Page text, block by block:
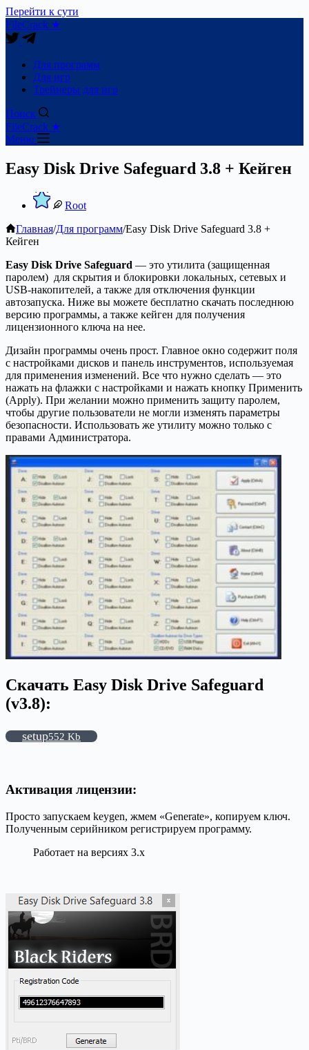
Перейти к сути
FileCrack ★
Для программ
Для игр
Трейнеры для игр
Поиск
FileCrack ★
Меню
Easy Disk Drive Safeguard 3.8 + Кейген
Root
Главная/Для программ/Easy Disk Drive Safeguard 3.8 +
Кейген
Easy Disk Drive Safeguard — это утилита (защищенная
паролем) для скрытия и блокировки локальных, сетевых и
USB-накопителей, а также для отключения функции
автозапуска. Ниже вы можете бесплатно скачать последнюю
версию программы, а также кейген для получения
лицензионного ключа на нее.
Дизайн программы очень прост. Главное окно содержит поля
с настройками дисков и панель инструментов, используемая
для применения изменений. Все что нужно сделать — это
нажать на флажки с настройками и нажать кнопку Применить
(Apply). При желании можно применить защиту паролем,
чтобы другие пользователи не могли изменять параметры
безопасности. Использовать же утилиту можно только с
правами Администратора.
Скачать Easy Disk Drive Safeguard
(v3.8):
setup552 Kb
Активация лицензии:
Просто запускаем keygen, жмем «Generate», копируем ключ.
Полученным серийником регистрируем программу.
Работает на версиях 3.x